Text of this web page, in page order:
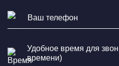
Удобное время для
времени)